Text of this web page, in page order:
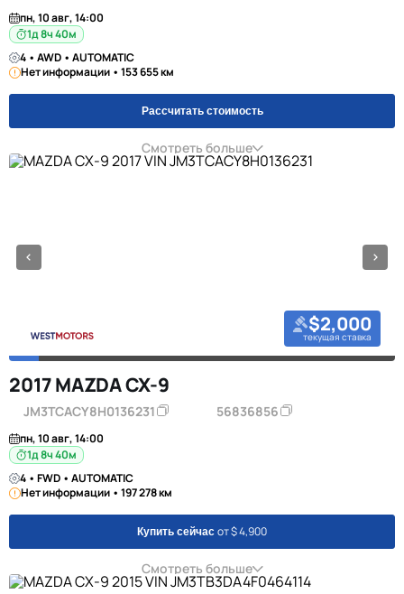
пн, 10 авг, 14:00
1д 8ч 40м
4 • AWD • AUTOMATIC
Нет информации • 153 655 км
Рассчитать стоимость
Смотреть больше
$2,000
текущая ставка
2017 MAZDA CX-9
JM3TCACY8H0136231 56836856
пн, 10 авг, 14:00
1д 8ч 40м
4 • FWD • AUTOMATIC
Нет информации • 197 278 км
Купить сейчас от $ 4,900
Смотреть больше